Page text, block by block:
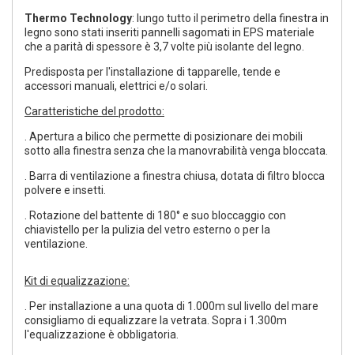
Thermo Technology: lungo tutto il perimetro della finestra in
legno sono stati inseriti pannelli sagomati in EPS materiale
che a parità di spessore è 3,7 volte più isolante del legno.
Predisposta per l'installazione di tapparelle, tende e
accessori manuali, elettrici e/o solari.
Caratteristiche del prodotto:
. Apertura a bilico che permette di posizionare dei mobili
sotto alla finestra senza che la manovrabilità venga bloccata.
. Barra di ventilazione a finestra chiusa, dotata di filtro blocca
polvere e insetti.
. Rotazione del battente di 180° e suo bloccaggio con
chiavistello per la pulizia del vetro esterno o per la
ventilazione.
Kit di equalizzazione:
. Per installazione a una quota di 1.000m sul livello del mare
consigliamo di equalizzare la vetrata. Sopra i 1.300m
l'equalizzazione è obbligatoria.